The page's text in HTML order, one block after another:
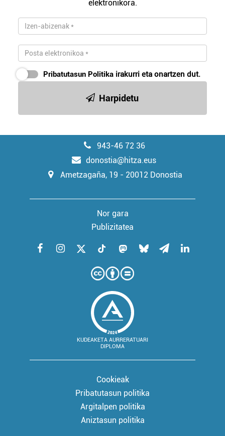
elektronikora.
Pribatutasun Politika irakurri eta onartzen dut.
Harpidetu
943-46 72 36
donostia@hitza.eus
Ametzagaña, 19 - 20012 Donostia
Nor gara
Publizitatea
KUDEAKETA AURRERATUARI
DIPLOMA
Cookieak
Pribatutasun politika
Argitalpen politika
Aniztasun politika